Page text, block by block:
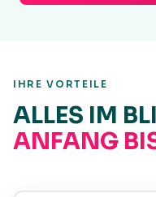
IHRE VORTEILE
ALLES IM
ANFANG